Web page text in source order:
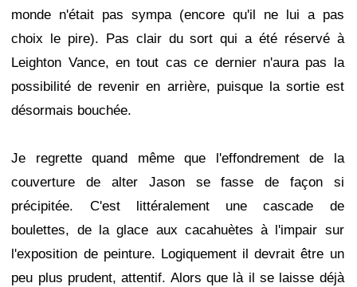
monde n'était pas sympa (encore qu'il ne lui a pas
choix le pire). Pas clair du sort qui a été réservé à
Leighton Vance, en tout cas ce dernier n'aura pas la
possibilité de revenir en arrière, puisque la sortie est
désormais bouchée.
Je regrette quand même que l'effondrement de la
couverture de alter Jason se fasse de façon si
précipitée. C'est littéralement une cascade de
boulettes, de la glace aux cacahuètes à l'impair sur
l'exposition de peinture. Logiquement il devrait être un
peu plus prudent, attentif. Alors que là il se laisse déjà